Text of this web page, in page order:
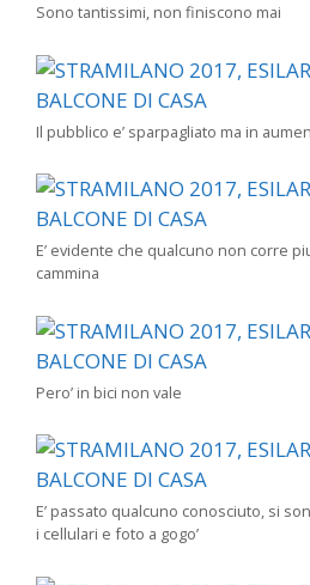
Sono tantissimi, non finiscono mai
Il pubblico e’ sparpagliato ma in
E’ evidente che qualcuno non corre
cammina
Pero’ in bici non vale
E’ passato qualcuno conosciuto, si
i cellulari e foto a gogo’